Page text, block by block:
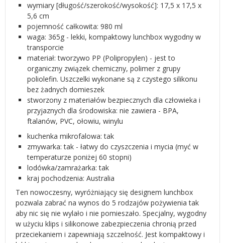
wymiary [długość/szerokość/wysokość]: 17,5 x 17,5 x
5,6 cm
pojemność całkowita: 980 ml
waga: 365g - lekki, kompaktowy lunchbox wygodny w
transporcie
materiał: tworzywo PP (Polipropylen) - jest to
organiczny związek chemiczny, polimer z grupy
poliolefin. Uszczelki wykonane są z czystego silikonu
bez żadnych domieszek
stworzony z materiałów bezpiecznych dla człowieka i
przyjaznych dla środowiska: nie zawiera - BPA,
ftalanów, PVC, ołowiu, winylu
kuchenka mikrofalowa: tak
zmywarka: tak - łatwy do czyszczenia i mycia (myć w
temperaturze poniżej 60 stopni)
lodówka/zamrażarka: tak
kraj pochodzenia: Australia
Ten nowoczesny, wyróżniający się designem lunchbox
pozwala zabrać na wynos do 5 rodzajów pożywienia tak
aby nic się nie wylało i nie pomieszało. Specjalny, wygodny
w użyciu klips i silikonowe zabezpieczenia chronią przed
przeciekaniem i zapewniają szczelność. Jest kompaktowy i